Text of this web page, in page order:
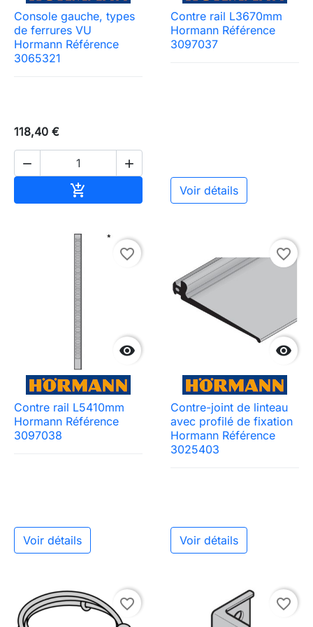
Console gauche, types
de ferrures VU
Hormann Référence
3065321
118,40 €
 

Contre rail L3670mm
Hormann Référence
3097037
Voir détails

favorite_border
Contre rail L5410mm
Hormann Référence
3097038
Voir détails

favorite_border
Contre-joint de linteau
avec profilé de fixation
Hormann Référence
3025403
Voir détails
favorite_border favorite_border